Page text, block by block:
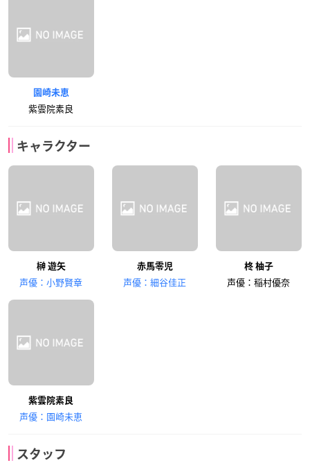
園崎未恵
紫雲院素良
キャラクター
榊 遊矢
声優：小野賢章
赤馬零児
声優：細谷佳正
柊 柚子
声優：稲村優奈
紫雲院素良
声優：園崎未恵
スタッフ